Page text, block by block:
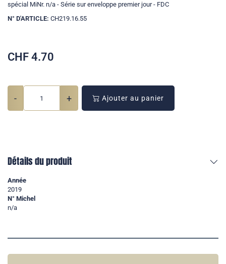
spécial MiNr. n/a - Série sur enveloppe premier jour - FDC
N° D'ARTICLE: CH219.16.55
CHF 4.70
- + Ajouter au panier
Détails du produit
Année
2019
N° Michel
n/a